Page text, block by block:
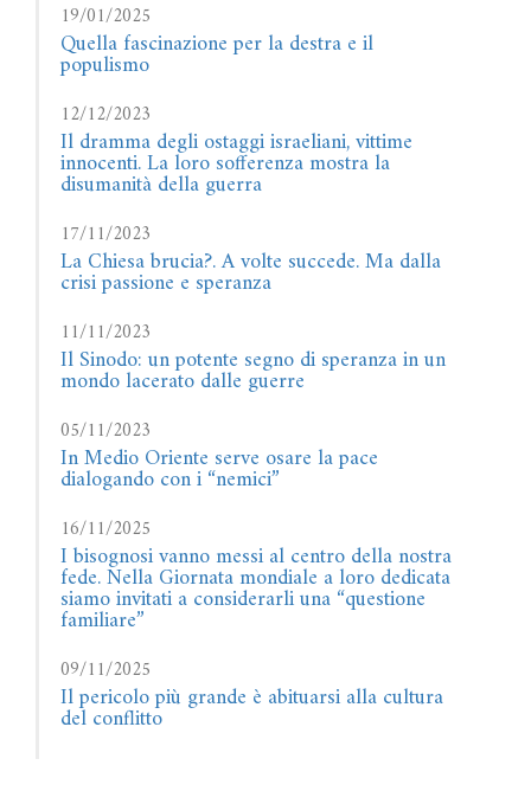
19/01/2025
Quella fascinazione per la destra e il
populismo
12/12/2023
Il dramma degli ostaggi israeliani, vittime
innocenti. La loro sofferenza mostra la
disumanità della guerra
17/11/2023
La Chiesa brucia?. A volte succede. Ma dalla
crisi passione e speranza
11/11/2023
Il Sinodo: un potente segno di speranza in un
mondo lacerato dalle guerre
05/11/2023
In Medio Oriente serve osare la pace
dialogando con i “nemici”
16/11/2025
I bisognosi vanno messi al centro della nostra
fede. Nella Giornata mondiale a loro dedicata
siamo invitati a considerarli una “questione
familiare”
09/11/2025
Il pericolo più grande è abituarsi alla cultura
del conflitto